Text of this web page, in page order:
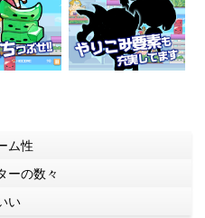
ム性
ーの数々
い